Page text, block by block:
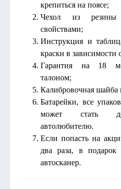
крепиться на поясе;
Чехол из резины
свойствами;
Инструкция и
краски в
Гарантия на 18
талоном;
Калибровочная шайба
Батарейки, все
может стать
автолюбителю.
Если попасть на
два раза, в подарок
автосканер.